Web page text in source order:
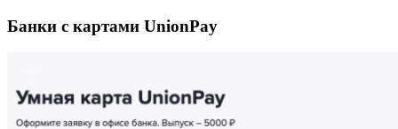
Банки с картами UnionPay